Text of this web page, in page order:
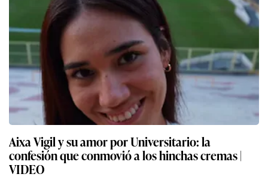
Aixa Vigil y su amor por Universitario: la
confesión que conmovió a los hinchas cremas |
VIDEO